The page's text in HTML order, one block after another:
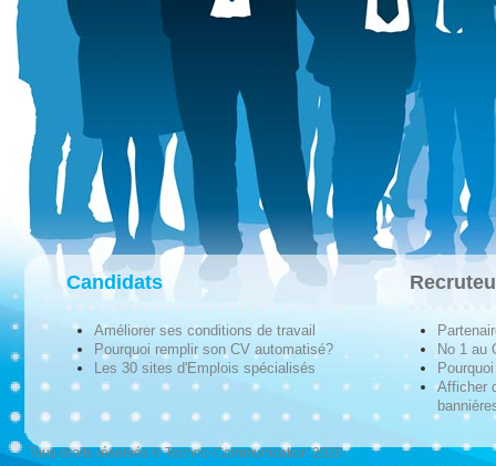
Candidats
Améliorer ses conditions de travail
Pourquoi remplir son CV automatisé?
Les 30 sites d'Emplois spécialisés
No 1 au
Afficher
Tous droits réservés © Techno-Communication 2026